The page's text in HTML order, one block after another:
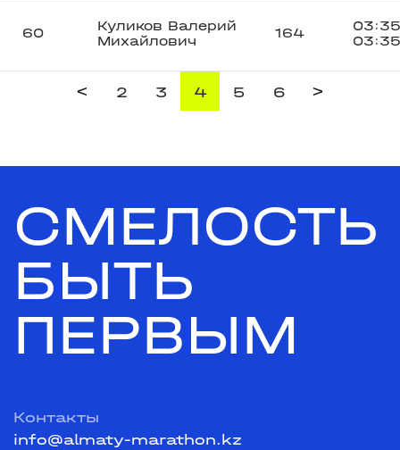
60
Куликов Валерий
Михайлович
164
< 2 3 4 5 6 >
СМЕЛОСТЬ
БЫТЬ
ПЕРВЫМ
Контакты
info@almaty-marathon.kz